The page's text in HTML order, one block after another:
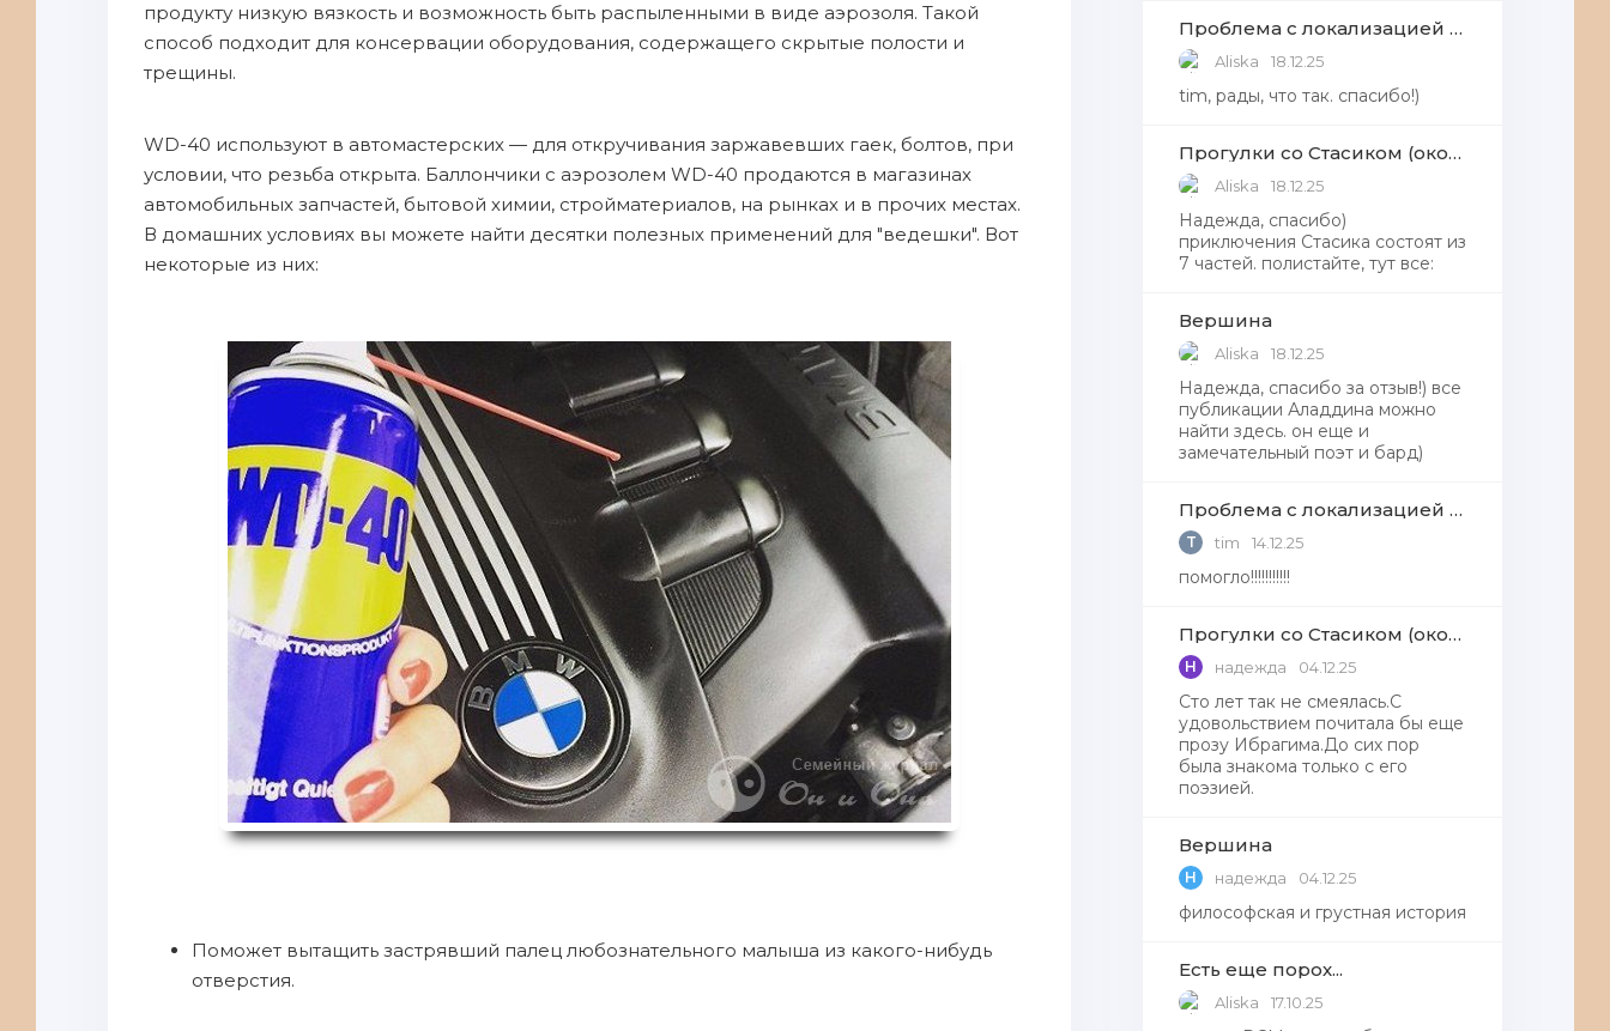
продукту низкую вязкость и возможность быть распыленными в виде аэрозоля. Такой
способ подходит для консервации оборудования, содержащего скрытые полости и
трещины.
WD-40 используют в автомастерских — для откручивания заржавевших гаек, болтов, при
условии, что резьба открыта. Баллончики с аэрозолем WD-40 продаются в магазинах
автомобильных запчастей, бытовой химии, стройматериалов, на рынках и в прочих местах.
В домашних условиях вы можете найти десятки полезных применений для "ведешки". Вот
некоторые из них:
Поможет вытащить застрявший палец любознательного малыша из какого-нибудь
отверстия.
Проблема с локализацией языков Windows Defender, Microsoft Store в Windows 11
Aliska 18.12.25
tim, рады, что так. спасибо!)
Прогулки со Стасиком (окончание)
Aliska 18.12.25
Надежда, спасибо)
приключения Стасика состоят из
7 частей. полистайте, тут все:
Вершина
Aliska 18.12.25
Надежда, cпасибо за отзыв!) все
публикации Аладдина можно
найти здесь. он еще и
замечательный поэт и бард)
Проблема с локализацией языков Windows Defender, Microsoft Store в Windows 11
T tim 14.12.25
помогло!!!!!!!!!!!
Прогулки со Стасиком (окончание)
Н надежда 04.12.25
Сто лет так не смеялась.С
удовольствием почитала бы еще
прозу Ибрагима.До сих пор
была знакома только с его
поэзией.
Вершина
Н надежда 04.12.25
философская и грустная история
Есть еще порох...
Aliska 17.10.25